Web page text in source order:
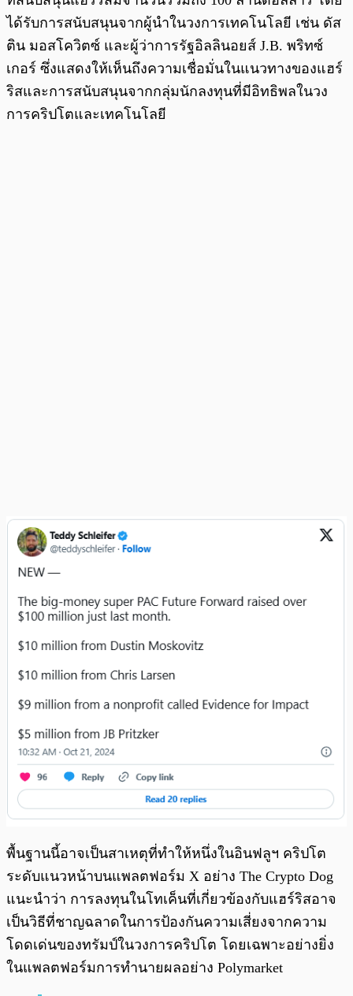
ได้รับการสนับสนุนจากผู้นำในวงการเทคโนโลยี เช่น ดัส
ติน มอสโควิตซ์ และผู้ว่าการรัฐอิลลินอยส์ J.B. พริทซ์
เกอร์ ซึ่งแสดงให้เห็นถึงความเชื่อมั่นในแนวทางของแฮร์
ริสและการสนับสนุนจากกลุ่มนักลงทุนที่มีอิทธิพลในวง
การคริปโตและเทคโนโลยี
พื้นฐานนี้อาจเป็นสาเหตุที่ทำให้หนึ่งในอินฟลูฯ คริปโต
ระดับแนวหน้าบนแพลตฟอร์ม X อย่าง The Crypto Dog
แนะนำว่า การลงทุนในโทเค็นที่เกี่ยวข้องกับแฮร์ริสอาจ
เป็นวิธีที่ชาญฉลาดในการป้องกันความเสี่ยงจากความ
โดดเด่นของทรัมป์ในวงการคริปโต โดยเฉพาะอย่างยิ่ง
ในแพลตฟอร์มการทำนายผลอย่าง Polymarket